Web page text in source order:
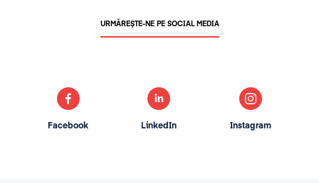
URMĂREȘTE-NE PE SOCIAL MEDIA
Facebook LinkedIn Instagram